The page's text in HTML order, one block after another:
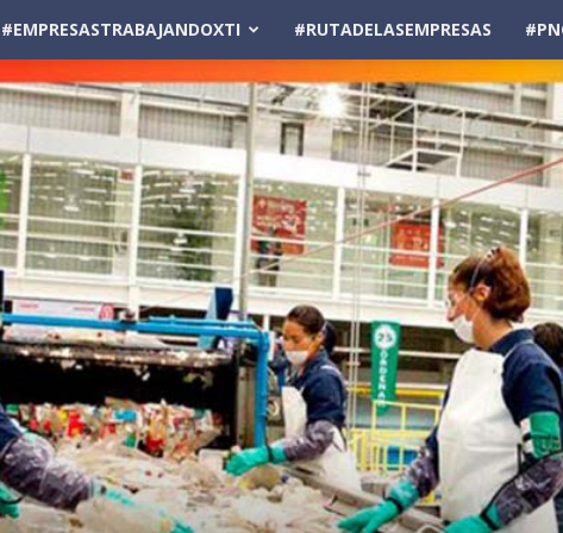
#EMPRESASTRABAJANDOXTI #RUTADELASEMPRESAS